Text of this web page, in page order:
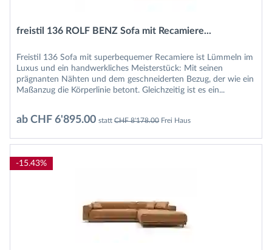
freistil 136 ROLF BENZ Sofa mit Recamiere...
Freistil 136 Sofa mit superbequemer Recamiere ist Lümmeln im
Luxus und ein handwerkliches Meisterstück: Mit seinen
prägnanten Nähten und dem geschneiderten Bezug, der wie ein
Maßanzug die Körperlinie betont. Gleichzeitig ist es ein...
ab CHF 6'895.00 stattCHF 8'178.00Frei Haus
-15.43%